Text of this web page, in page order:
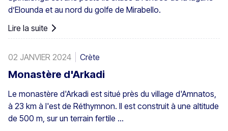
sud-ouest de la mer Égée, à Chypre et en Turquie.
d’Elounda et au nord du golfe de Mirabello.
Lire la suite
02 JANVIER 2024 Crète
Monastère d'Arkadi
Le monastère d'Arkadi est situé près du village d'Amnatos,
à 23 km à l'est de Réthymnon. Il est construit à une altitude
de 500 m, sur un terrain fertile ...